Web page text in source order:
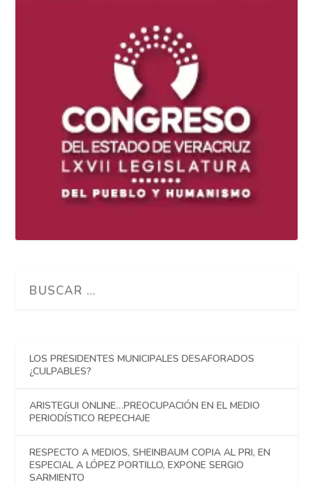
LOS PRESIDENTES MUNICIPALES DESAFORADOS
¿CULPABLES?
ARISTEGUI ONLINE…PREOCUPACIÓN EN EL MEDIO
PERIODÍSTICO REPECHAJE
RESPECTO A MEDIOS, SHEINBAUM COPIA AL PRI, EN
ESPECIAL A LÓPEZ PORTILLO, EXPONE SERGIO
SARMIENTO